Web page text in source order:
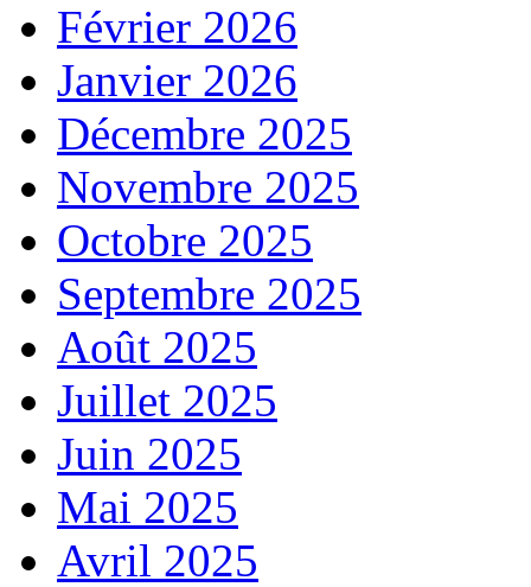
Février 2026
Janvier 2026
Décembre 2025
Novembre 2025
Octobre 2025
Septembre 2025
Août 2025
Juillet 2025
Juin 2025
Mai 2025
Avril 2025